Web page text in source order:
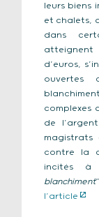
leurs biens
et chalets,
dans
atteignent
d’euros,
complexes
de
contre la
incités
blanchiment
l’article